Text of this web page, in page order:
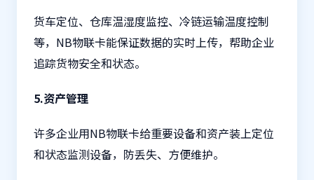
货车定位、仓库温湿度监控、冷链运输温度控制
等，NB物联卡能保证数据的实时上传，帮助企业
追踪货物安全和状态。
5.资产管理
许多企业用NB物联卡给重要设备和资产装上定位
和状态监测设备，防丢失、方便维护。